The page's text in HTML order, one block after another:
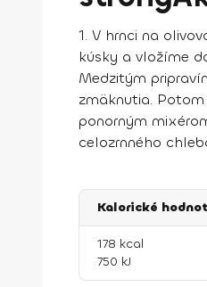
1. V hrnci na
kúsky a vložíme
Medzitým
zmäknutia.
ponorným
celozrnného
Kalorické
178 kcal
750 kJ